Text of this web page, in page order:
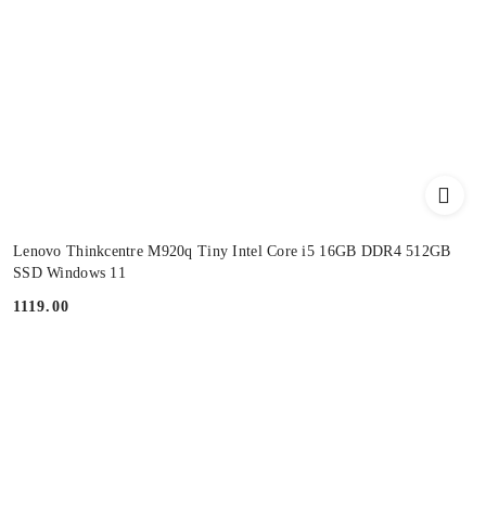
Lenovo Thinkcentre M920q Tiny Intel Core i5 16GB DDR4 512GB
SSD Windows 11
Cena:
1119.00